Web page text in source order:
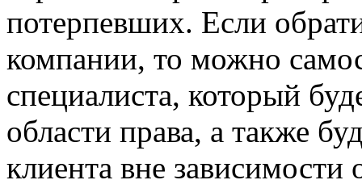
потерпевших. Если
компании, то можно
специалиста, который
области права, а также
клиента вне зависимости